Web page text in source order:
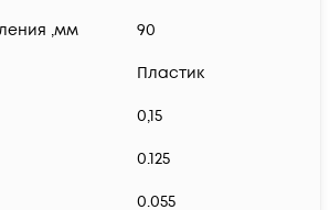
,мм 90
Пластик
0,15
0.125
0.055